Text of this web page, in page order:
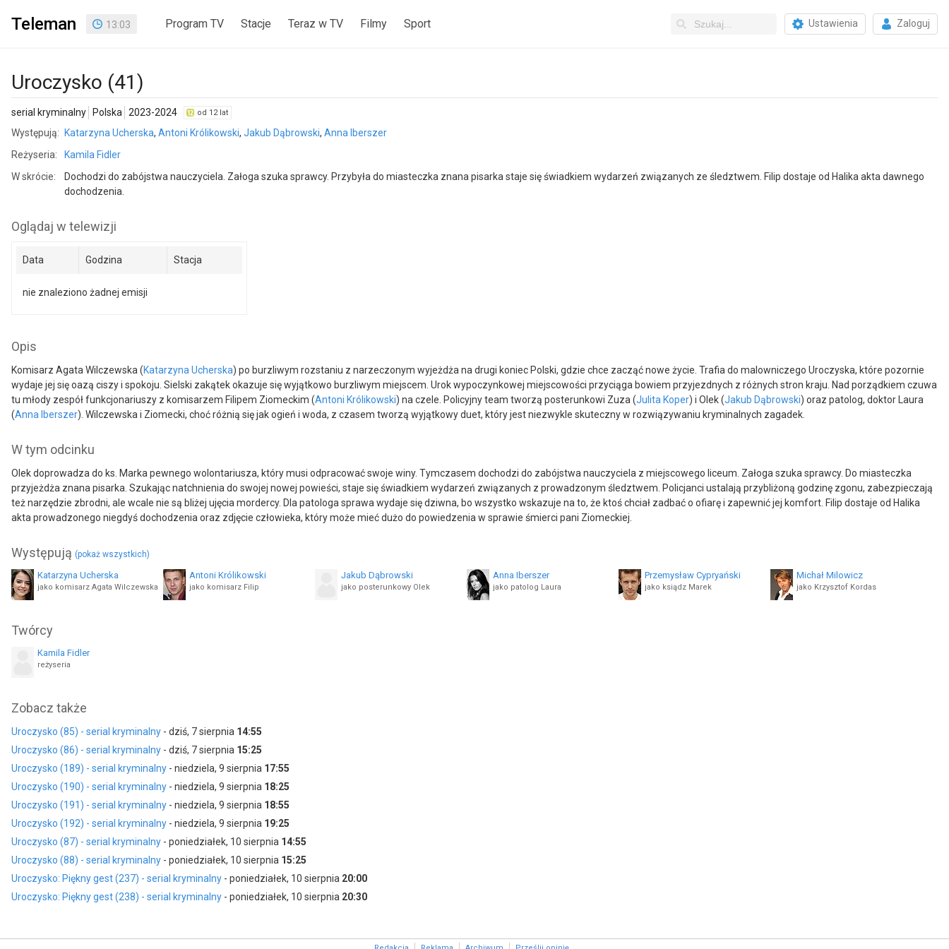
Teleman 13:03 Program TV Stacje Teraz w TV Filmy Sport Ustawienia Zaloguj
Uroczysko (41)
serial kryminalny Polska 2023-2024 od 12 lat
Występują: Katarzyna Ucherska, Antoni Królikowski, Jakub Dąbrowski, Anna Iberszer
Reżyseria:
Kamila Fidler
W skrócie:
Dochodzi do zabójstwa nauczyciela. Załoga szuka sprawcy. Przybyła do miasteczka znana pisarka staje się świadkiem wydarzeń związanych ze śledztwem. Filip dostaje od Halika akta dawnego
dochodzenia.
Oglądaj w telewizji
Data Godzina Stacja
nie znaleziono żadnej emisji
Opis
Komisarz Agata Wilczewska (Katarzyna Ucherska) po burzliwym rozstaniu z narzeczonym wyjeżdża na drugi koniec Polski, gdzie chce zacząć nowe życie. Trafia do malowniczego Uroczyska, które pozornie
wydaje jej się oazą ciszy i spokoju. Sielski zakątek okazuje się wyjątkowo burzliwym miejscem. Urok wypoczynkowej miejscowości przyciąga bowiem przyjezdnych z różnych stron kraju. Nad porządkiem czuwa
tu młody zespół funkcjonariuszy z komisarzem Filipem Ziomeckim (Antoni Królikowski) na czele. Policyjny team tworzą posterunkowi Zuza (Julita Koper) i Olek (Jakub Dąbrowski) oraz patolog, doktor Laura
(Anna Iberszer). Wilczewska i Ziomecki, choć różnią się jak ogień i woda, z czasem tworzą wyjątkowy duet, który jest niezwykle skuteczny w rozwiązywaniu kryminalnych zagadek.
W tym odcinku
Olek doprowadza do ks. Marka pewnego wolontariusza, który musi odpracować swoje winy. Tymczasem dochodzi do zabójstwa nauczyciela z miejscowego liceum. Załoga szuka sprawcy. Do miasteczka
przyjeżdża znana pisarka. Szukając natchnienia do swojej nowej powieści, staje się świadkiem wydarzeń związanych z prowadzonym śledztwem. Policjanci ustalają przybliżoną godzinę zgonu, zabezpieczają
też narzędzie zbrodni, ale wcale nie są bliżej ujęcia mordercy. Dla patologa sprawa wydaje się dziwna, bo wszystko wskazuje na to, że ktoś chciał zadbać o ofiarę i zapewnić jej komfort. Filip dostaje od Halika
akta prowadzonego niegdyś dochodzenia oraz zdjęcie człowieka, który może mieć dużo do powiedzenia w sprawie śmierci pani Ziomeckiej.
Występują (pokaż wszystkich)
Katarzyna Ucherska
jako komisarz Agata Wilczewska
Antoni Królikowski
jako komisarz Filip
Jakub Dąbrowski
jako posterunkowy Olek
Anna Iberszer
jako patolog Laura
Przemysław Cypryański
jako ksiądz Marek
Michał Milowicz
jako Krzysztof Kordas
jako Andrzej Wróbel
Twórcy
Kamila Fidler
reżyseria
Zobacz także
Uroczysko (85) - serial kryminalny - dziś, 7 sierpnia 14:55
Uroczysko (86) - serial kryminalny - dziś, 7 sierpnia 15:25
Uroczysko (189) - serial kryminalny - niedziela, 9 sierpnia 17:55
Uroczysko (190) - serial kryminalny - niedziela, 9 sierpnia 18:25
Uroczysko (191) - serial kryminalny - niedziela, 9 sierpnia 18:55
Uroczysko (192) - serial kryminalny - niedziela, 9 sierpnia 19:25
Uroczysko (87) - serial kryminalny - poniedziałek, 10 sierpnia 14:55
Uroczysko (88) - serial kryminalny - poniedziałek, 10 sierpnia 15:25
Uroczysko: Piękny gest (237) - serial kryminalny - poniedziałek, 10 sierpnia 20:00
Uroczysko: Piękny gest (238) - serial kryminalny - poniedziałek, 10 sierpnia 20:30